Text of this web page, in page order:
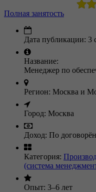
Полная занятость
Дата публикации: 3
Название:
Менеджер по
Регион: Москва и
Город: Москва
Доход: По
Категория:
(система
Опыт: 3–6 лет